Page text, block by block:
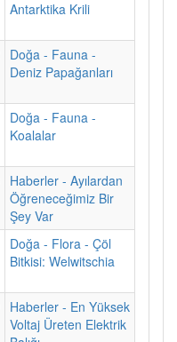
Antarktika Krili
Doğa - Fauna -
Deniz Papağanları
Doğa - Fauna -
Koalalar
Haberler - Ayılardan
Öğreneceğimiz Bir
Şey Var
Doğa - Flora - Çöl
Bitkisi: Welwitschia
Haberler - En Yüksek
Voltaj Üreten Elektrik